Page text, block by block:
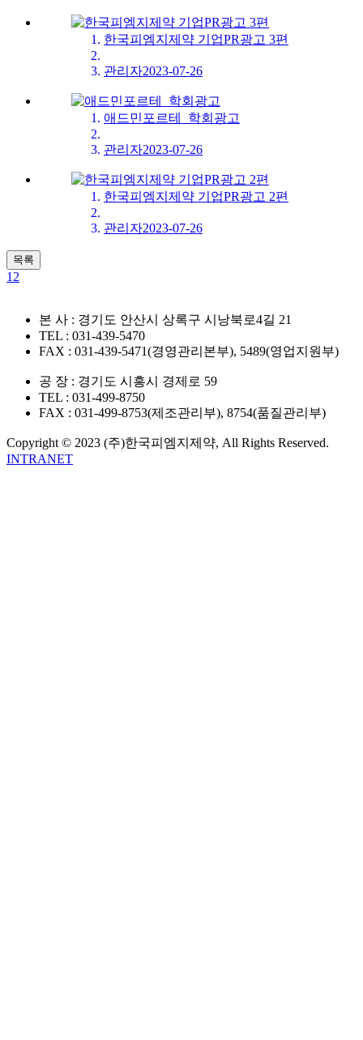
한국피엠지제약 기업PR광고 3편
관리자2023-07-26
애드민포르테_학회광고
관리자2023-07-26
한국피엠지제약 기업PR광고 2편
관리자2023-07-26
목록
1 2
본 사 : 경기도 안산시 상록구 시낭북로4길 21
TEL : 031-439-5470
FAX : 031-439-5471(경영관리본부), 5489(영업지원부)
공 장 : 경기도 시흥시 경제로 59
TEL : 031-499-8750
FAX : 031-499-8753(제조관리부), 8754(품질관리부)
Copyright © 2023 (주)한국피엠지제약, All Rights Reserved.
INTRANET